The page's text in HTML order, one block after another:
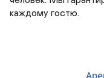
каждому гостю.